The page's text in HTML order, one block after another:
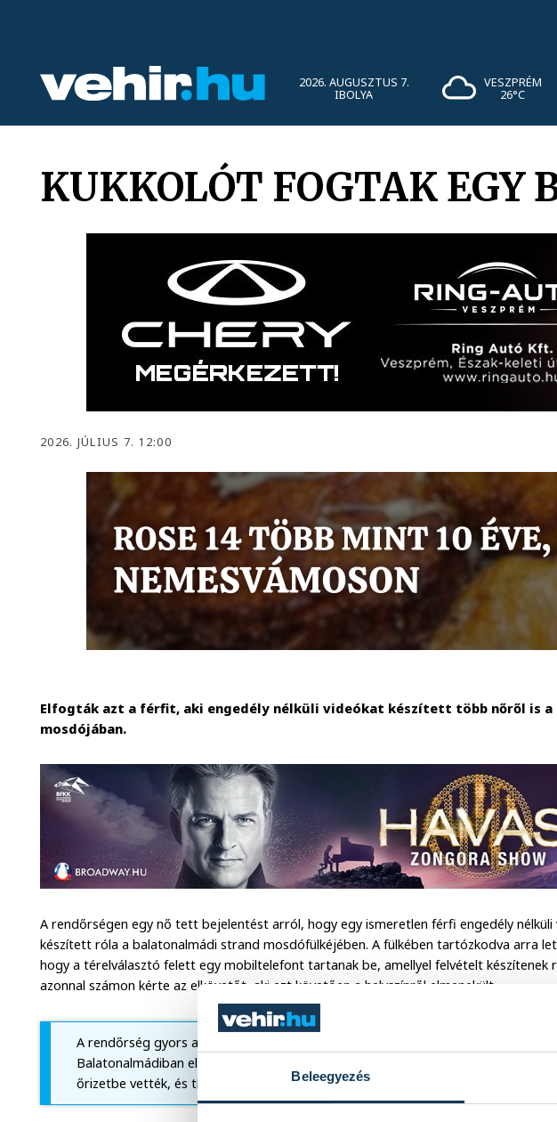
Beleegyezés
2026. AUGUSZTUS 7.
IBOLYA
VESZPRÉM
26°C
KUKKOLÓT FOGTAK
2026. JÚLIUS 7. 12:00
Elfogták azt a férfit, aki engedély nélküli videókat készített több nőről is a
mosdójában.
A rendőrségen egy nő tett bejelentést arról, hogy egy ismeretlen férfi engedély nélküli
készített róla a balatonalmádi strand mosdófülkéjében. A fülkében tartózkodva arra
hogy a térelválasztó felett egy mobiltelefont tartanak be, amellyel felvételt készítenek
azonnal számon kérte az elkövetőt, aki ezt követően a helyszínről elmenekült.
A rendőrség gyors adatgyűjtés után azonosította a 38 éves budapesti férfit.
Balatonalmádiban elfogták, majd előállították a rendőrkapitányságra. A
őrizetbe vették, és tiltott adatszerzés bűntettének gyanúja miatt hallgatták ki.